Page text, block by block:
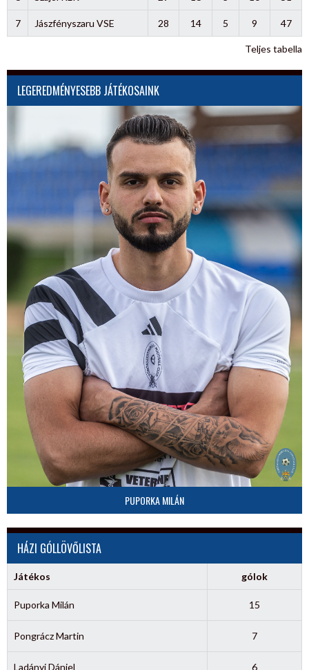
7 Jászfényszaru VSE 28 14 5 9 47
Teljes tabella
LEGEREDMÉNYESEBB JÁTÉKOSAINK
PUPORKA MILÁN
HÁZI GÓLLÖVŐLISTA
Játékos gólok
Puporka Milán 15
Pongrácz Martin 7
Ladányi Dániel 6